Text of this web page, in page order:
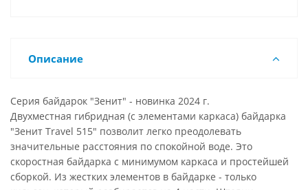
Описание
Серия байдарок "Зенит" - новинка 2024 г.
Двухместная гибридная (с элементами каркаса) байдарка
"Зенит Travel 515" позволит легко преодолевать
значительные расстояния по спокойной воде. Это
скоростная байдарка с минимумом каркаса и простейшей
сборкой. Из жестких элементов в байдарке - только